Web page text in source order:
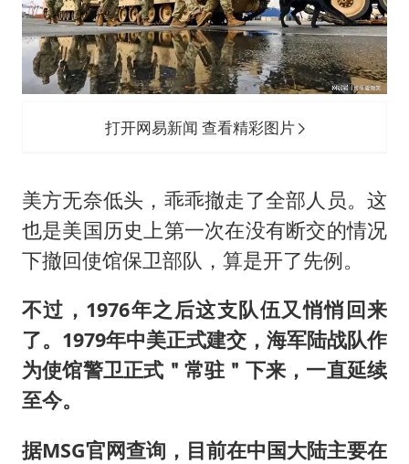
打开网易新闻 查看精彩图片
美方无奈低头，乖乖撤走了全部人员。这
也是美国历史上第一次在没有断交的情况
下撤回使馆保卫部队，算是开了先例。
不过，1976年之后这支队伍又悄悄回来
了。1979年中美正式建交，海军陆战队作
为使馆警卫正式＂常驻＂下来，一直延续
至今。
据MSG官网查询，目前在中国大陆主要在